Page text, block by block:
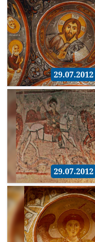
29.07.2012
29.07.2012